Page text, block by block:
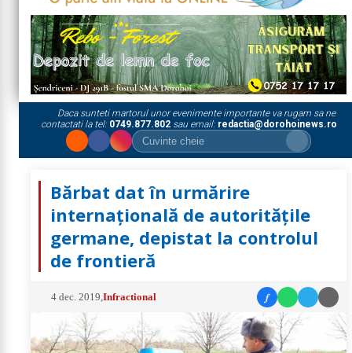
Daca sunteti martorul unor evenimente importante va rugam sa ne
contactati la tel: 0749.877.802sau email: redactia@dorohoinews.ro
Bărbat dat în urmărire
internaţională de autorităţile
germane, depistat la controlul
de frontieră
4 dec. 2019 ,Infractional f